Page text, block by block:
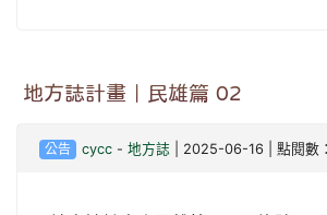
地方誌計畫｜民雄篇 02
公告 cycc- 地方誌 | 2025-06-16 | 點閱數